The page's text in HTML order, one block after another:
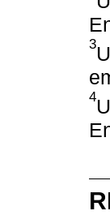
3
4